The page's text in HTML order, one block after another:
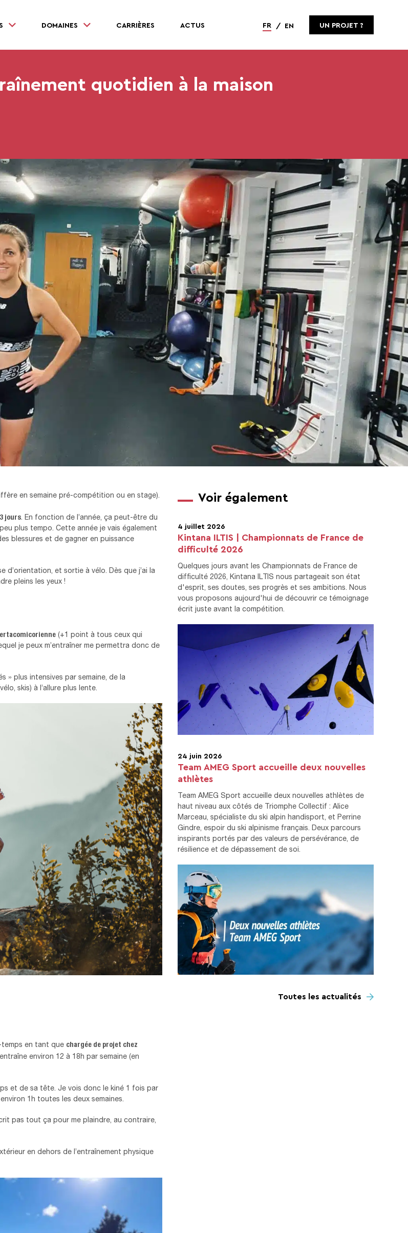
DOMAINES CARRIÈRES ACTUS FR EN UN PROJET ?
quotidien à la maison
en semaine pré-compétition ou en stage).
jours . En fonction de l’année, ça peut-être du
plus tempo. Cette année je vais également
blessures et de gagner en puissance
d’orientation, et sortie à vélo. Dès que j’ai la
pleins les yeux !
(+1 point à tous ceux qui
je peux m’entraîner me permettra donc de
» plus intensives par semaine, de la
skis) à l’allure plus lente.
temps en tant que chargée de projet chez
environ 12 à 18h par semaine (en
et de sa tête. Je vois donc le kiné 1 fois par
1h toutes les deux semaines.
pas tout ça pour me plaindre, au contraire,
en dehors de l’entraînement physique
Voir également
4 juillet 2026
Kintana ILTIS | Championnats de France de
difficulté 2026
Quelques jours avant les Championnats de France de
difficulté 2026, Kintana ILTIS nous partageait son état
d'esprit, ses doutes, ses progrès et ses ambitions. Nous
vous proposons aujourd'hui de découvrir ce témoignage
écrit juste avant la compétition.
24 juin 2026
Team AMEG Sport accueille deux nouvelles
athlètes
Team AMEG Sport accueille deux nouvelles athlètes de
haut niveau aux côtés de Triomphe Collectif : Alice
Marceau, spécialiste du ski alpin handisport, et Perrine
Gindre, espoir du ski alpinisme français. Deux parcours
inspirants portés par des valeurs de persévérance, de
résilience et de dépassement de soi.
Toutes les actualités